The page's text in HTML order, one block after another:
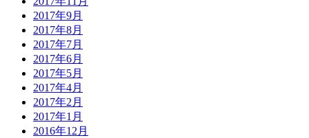
2017年9月
2017年8月
2017年7月
2017年6月
2017年5月
2017年4月
2017年2月
2017年1月
2016年12月